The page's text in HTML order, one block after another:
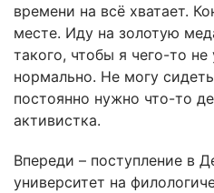
времени на всё хватает.
месте. Иду на золотую
такого, чтобы я чего-то
нормально. Не могу
постоянно нужно что-то
активистка.
Впереди – поступление в
университет на